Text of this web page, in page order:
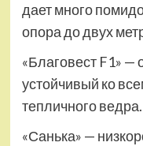
дает много
опора до двух
«Благовест F1» —
устойчивый ко
тепличного ведра.
«Санька» —